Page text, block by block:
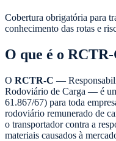
Cobertura obrigatória para
conhecimento das rotas e
O que é o RCTR-
O RCTR-C —
Rodoviário de Carga — é
61.867/67) para toda
rodoviário remunerado de
o transportador contra a
materiais causados à